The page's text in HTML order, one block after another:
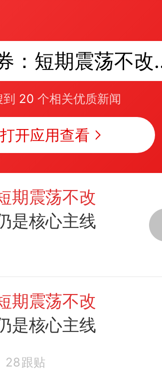
天风证
20 个相关优质新闻
打开应用查看
期震荡不改
是核心主线
期震荡不改
是核心主线
28 跟贴